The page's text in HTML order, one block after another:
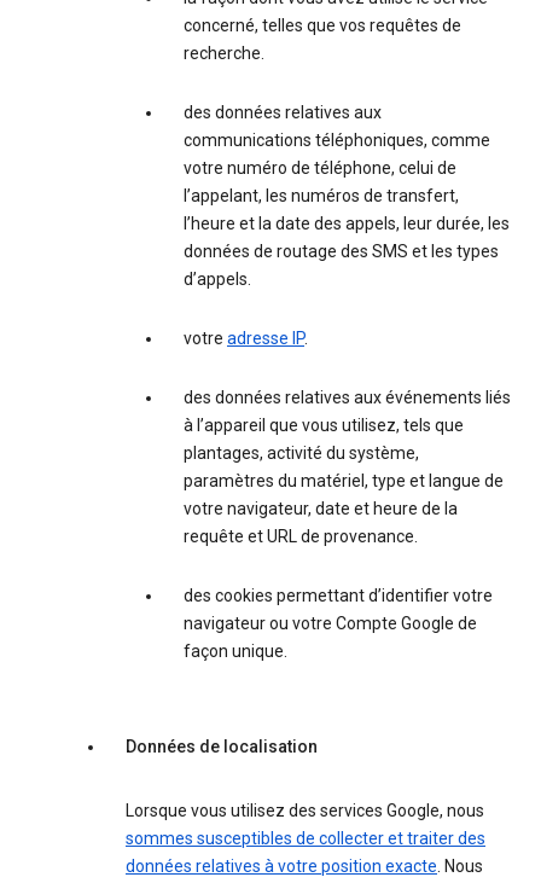
concerné, telles que vos requêtes de
recherche.
des données relatives aux
communications téléphoniques, comme
votre numéro de téléphone, celui de
l’appelant, les numéros de transfert,
l’heure et la date des appels, leur durée, les
données de routage des SMS et les types
d’appels.
votre adresse IP.
des données relatives aux événements liés
à l’appareil que vous utilisez, tels que
plantages, activité du système,
paramètres du matériel, type et langue de
votre navigateur, date et heure de la
requête et URL de provenance.
des cookies permettant d’identifier votre
navigateur ou votre Compte Google de
façon unique.
Données de localisation
Lorsque vous utilisez des services Google, nous
sommes susceptibles de collecter et traiter des
données relatives à votre position exacte. Nous